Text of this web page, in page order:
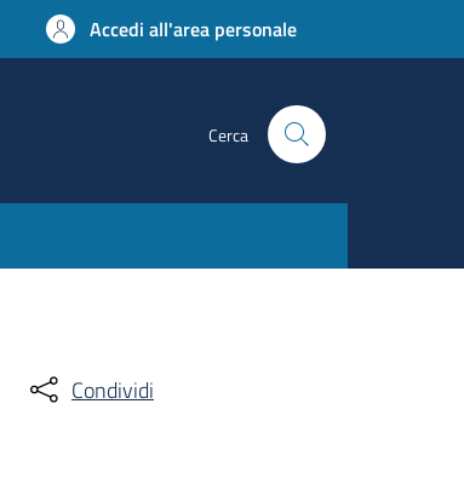
Accedi all'area personale
Cerca
Condividi